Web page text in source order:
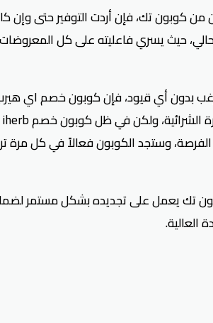
بخصم يصل 20% عند تفعيل كود خصم اي هيرب البحرين من كوبون تك، فإن أردت
حيث يسري فاعليته على كل
بدون أي قيود، فإن كوبون خصم اي
وستجد الكوبون فعالاً في كل مرة
تك يعمل على تجديده بشكل مستمر